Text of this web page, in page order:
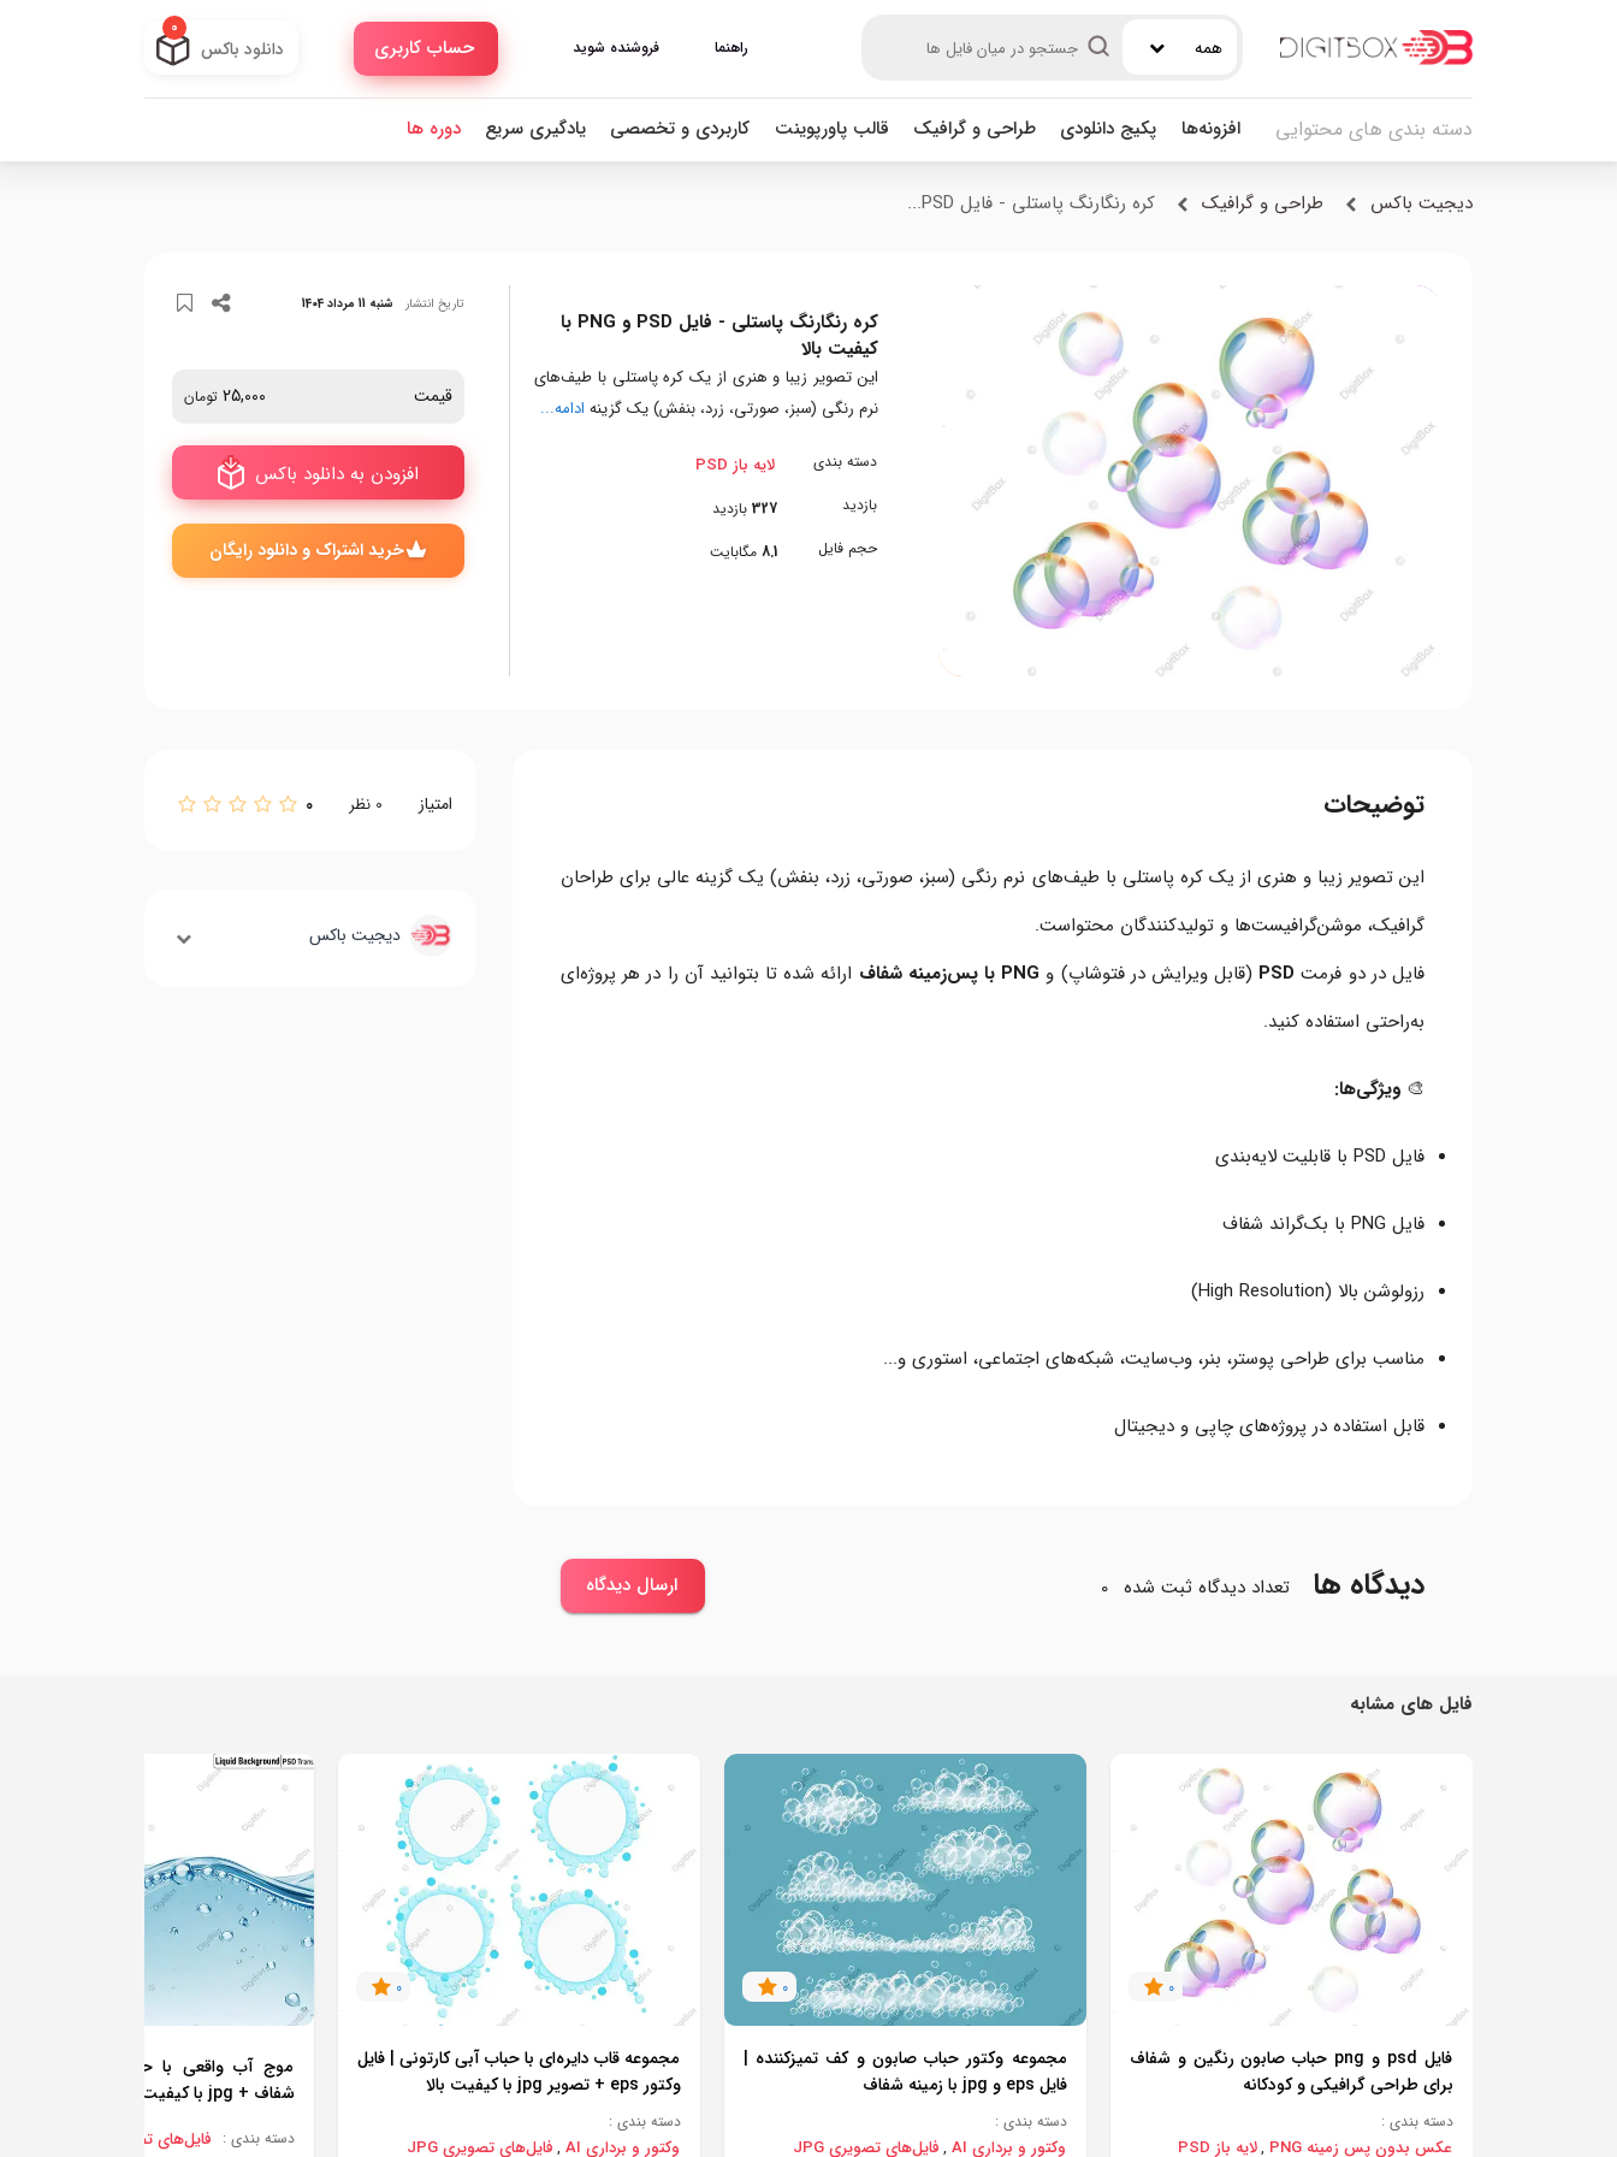
همه راهنما فروشنده شوید حساب کاربری دانلود باکس
0
دسته بندی های محتوایی افزونه‌ها پکیج دانلودی طراحی و گرافیک قالب پاورپوینت کاربردی و تخصصی یادگیری سریع دوره ها
دیجیت باکس طراحی و گرافیک کره رنگارنگ پاستلی - فایل PSD...
کره رنگارنگ پاستلی - فایل PSD و PNG با
کیفیت بالا
این تصویر زیبا و هنری از یک کره پاستلی با طیف‌های
نرم رنگی (سبز، صورتی، زرد، بنفش) یک گزینه ادامه...
دسته بندی
بازدید
حجم فایل
لایه باز PSD
327 بازدید
8.1 مگابایت
تاریخ انتشار شنبه 11 مرداد 1404
قیمت 25,000 تومان
افزودن به دانلود باکس
خرید اشتراک و دانلود رایگان
توضیحات
این تصویر زیبا و هنری از یک کره پاستلی با طیف‌های نرم رنگی (سبز، صورتی، زرد، بنفش) یک گزینه عالی برای طراحان
گرافیک، موشن‌گرافیست‌ها و تولیدکنندگان محتواست.
فایل در دو فرمت PSD (قابل ویرایش در فتوشاپ) و PNG با پس‌زمینه شفاف
ارائه شده تا بتوانید آن را در هر پروژه‌ای
به‌راحتی استفاده کنید.
🎨 ویژگی‌ها:
فایل PSD با قابلیت لایه‌بندی
فایل PNG با بک‌گراند شفاف
رزولوشن بالا (High Resolution)
مناسب برای طراحی پوستر، بنر، وب‌سایت، شبکه‌های اجتماعی، استوری و...
قابل استفاده در پروژه‌های چاپی و دیجیتال
دیدگاه ها تعداد دیدگاه ثبت شده 0 ارسال دیدگاه
امتیاز 0 نظر 0
دیجیت باکس
فایل های مشابه
0
فایل psd و png حباب صابون رنگین و شفاف
برای طراحی گرافیکی و کودکانه
دسته بندی :
عکس بدون پس زمینه PNG ,لایه باز PSD
0
مجموعه وکتور حباب صابون و کف تمیزکننده |
فایل eps و jpg با زمینه شفاف
دسته بندی :
وکتور و برداری AI , فایل‌های تصویری JPG
0
مجموعه قاب دایره‌ای با حباب آبی کارتونی | فایل
وکتور eps + تصویر jpg با کیفیت بالا
دسته بندی :
وکتور و برداری AI , فایل‌های تصویری JPG
شفاف + jpg با کیفیت بالا
دسته بندی : فایل‌های تصویری JPG